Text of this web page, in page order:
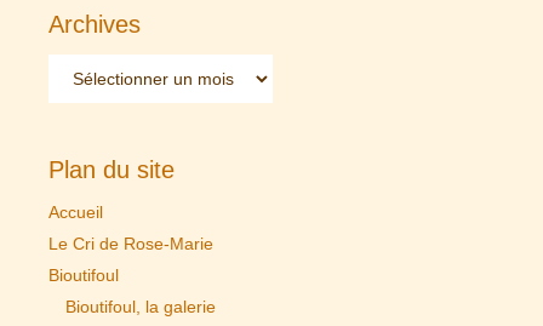
Archives
Plan du site
Accueil
Le Cri de Rose-Marie
Bioutifoul
Bioutifoul, la galerie